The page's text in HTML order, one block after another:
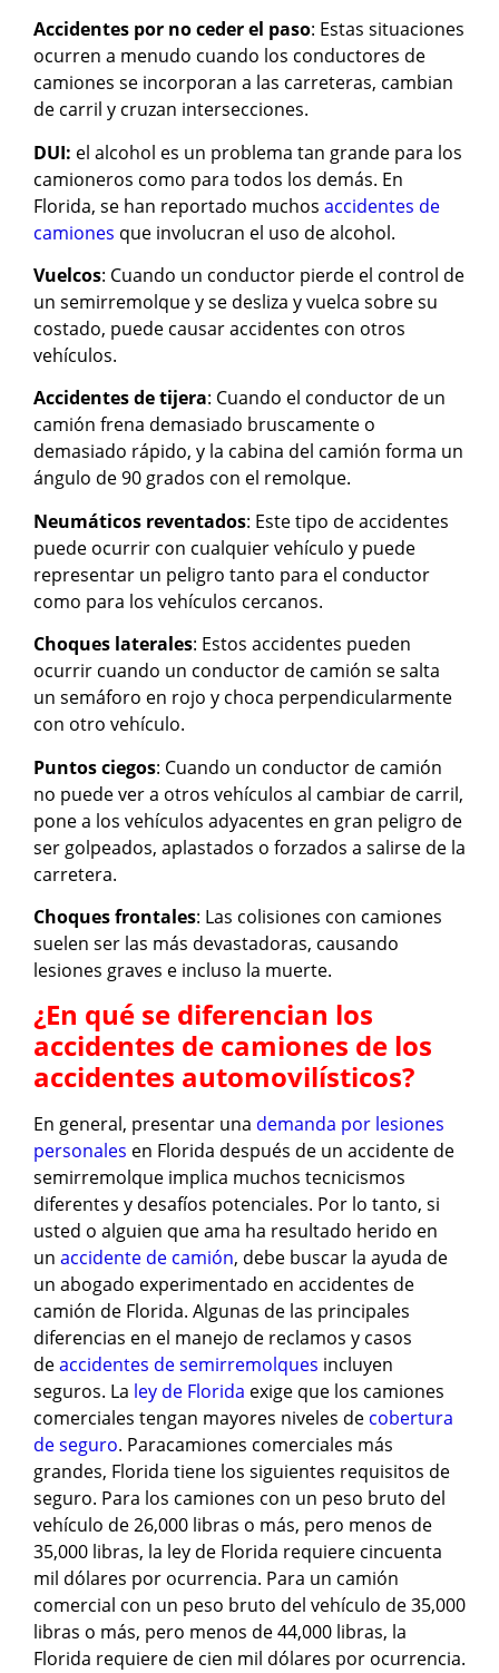
Accidentes por no ceder el paso: Estas situaciones
ocurren a menudo cuando los conductores de
camiones se incorporan a las carreteras, cambian
de carril y cruzan intersecciones.
DUI: el alcohol es un problema tan grande para los
camioneros como para todos los demás. En
Florida, se han reportado muchos accidentes de
camiones que involucran el uso de alcohol.
Vuelcos: Cuando un conductor pierde el control de
un semirremolque y se desliza y vuelca sobre su
costado, puede causar accidentes con otros
vehículos.
Accidentes de tijera: Cuando el conductor de un
camión frena demasiado bruscamente o
demasiado rápido, y la cabina del camión forma un
ángulo de 90 grados con el remolque.
Neumáticos reventados: Este tipo de accidentes
puede ocurrir con cualquier vehículo y puede
representar un peligro tanto para el conductor
como para los vehículos cercanos.
Choques laterales: Estos accidentes pueden
ocurrir cuando un conductor de camión se salta
un semáforo en rojo y choca perpendicularmente
con otro vehículo.
Puntos ciegos: Cuando un conductor de camión
no puede ver a otros vehículos al cambiar de carril,
pone a los vehículos adyacentes en gran peligro de
ser golpeados, aplastados o forzados a salirse de la
carretera.
Choques frontales: Las colisiones con camiones
suelen ser las más devastadoras, causando
lesiones graves e incluso la muerte.
¿En qué se diferencian los
accidentes de camiones de los
accidentes automovilísticos?
En general, presentar una demanda por lesiones
personales en Florida después de un accidente de
semirremolque implica muchos tecnicismos
diferentes y desafíos potenciales. Por lo tanto, si
usted o alguien que ama ha resultado herido en
un accidente de camión, debe buscar la ayuda de
un abogado experimentado en accidentes de
camión de Florida. Algunas de las principales
diferencias en el manejo de reclamos y casos
deaccidentes de semirremolques incluyen
seguros. La ley de Florida exige que los camiones
comerciales tengan mayores niveles de cobertura
de seguro. Paracamiones comerciales más
grandes, Florida tiene los siguientes requisitos de
seguro. Para los camiones con un peso bruto del
vehículo de 26,000 libras o más, pero menos de
35,000 libras, la ley de Florida requiere cincuenta
mil dólares por ocurrencia. Para un camión
comercial con un peso bruto del vehículo de 35,000
libras o más, pero menos de 44,000 libras, la
Florida requiere de cien mil dólares por ocurrencia.